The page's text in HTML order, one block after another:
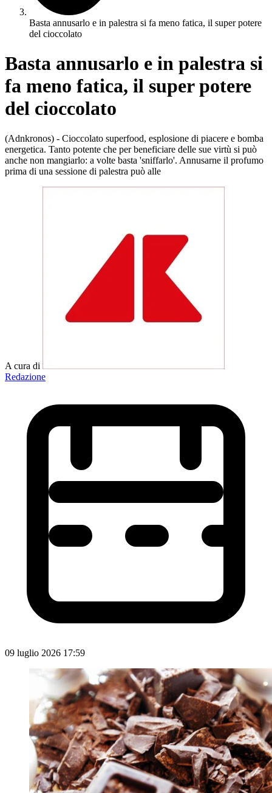
Basta annusarlo e in palestra si fa meno fatica, il super potere
del cioccolato
Basta annusarlo e in palestra si
fa meno fatica, il super potere
del cioccolato
(Adnkronos) - Cioccolato superfood, esplosione di piacere e bomba
energetica. Tanto potente che per beneficiare delle sue virtù si può
anche non mangiarlo: a volte basta 'sniffarlo'. Annusarne il profumo
prima di una sessione di palestra può alle
A cura di
Redazione
09 luglio 2026 17:59